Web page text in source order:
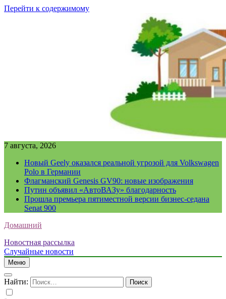
Перейти к содержимому
7 августа, 2026
Новый Geely оказался реальной угрозой для Volkswagen
Polo в Германии
Флагманский Genesis GV90: новые изображения
Путин объявил «АвтоВАЗу» благодарность
Прошла премьера пятиместной версии бизнес-седана
Senat 900
Домашний
Новостная рассылка
Случайные новости
Меню
Найти: